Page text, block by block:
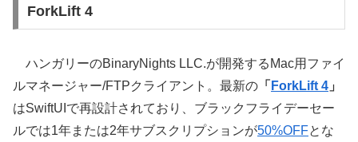
ForkLift 4
ハンガリーのBinaryNights LLC.が開発するMac用ファイ
ルマネージャー/FTPクライアント。最新の 「 ForkLift 4 」
はSwiftUIで再設計されており、ブラックフライデーセー
ルでは1年または2年サブスクリプションが50%OFFとな